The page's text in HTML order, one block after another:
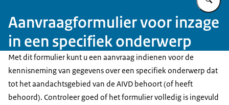
Aanvraagformulier voor inzage
in een specifiek onderwerp
Met dit formulier kunt u een aanvraag indienen voor de
kennisneming van gegevens over een specifiek onderwerp dat
tot het aandachtsgebied van de AIVD behoort (of heeft
behoord). Controleer goed of het formulier volledig is ingevuld